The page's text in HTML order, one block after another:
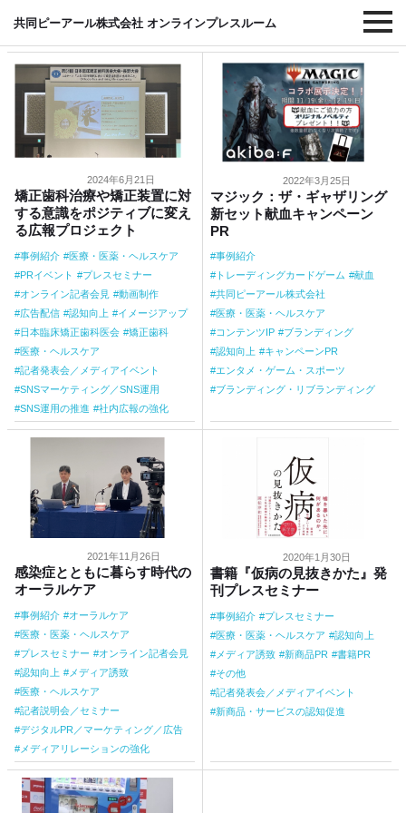
共同ピーアール株式会社 オンラインプレスルーム
#医療・医薬・ヘルスケア
2024年6月21日
矯正歯科治療や矯正装置に対
する意識をポジティブに変え
る広報プロジェクト
事例紹介
医療・医薬・ヘルスケア
PRイベント
プレスセミナー
オンライン記者会見
動画制作
広告配信
認知向上
イメージアップ
日本臨床矯正歯科医会
矯正歯科
医療・ヘルスケア
記者発表会／メディアイベント
SNSマーケティング／SNS運用
SNS運用の推進
社内広報の強化
2022年3月25日
マジック：ザ・ギャザリング
新セット献血キャンペーン
PR
事例紹介
トレーディングカードゲーム
献血
共同ピーアール株式会社
医療・医薬・ヘルスケア
コンテンツIP
ブランディング
認知向上
キャンペーンPR
エンタメ・ゲーム・スポーツ
ブランディング・リブランディング
2021年11月26日
感染症とともに暮らす時代の
オーラルケア
事例紹介
オーラルケア
医療・医薬・ヘルスケア
プレスセミナー
オンライン記者会見
認知向上
メディア誘致
医療・ヘルスケア
記者説明会／セミナー
デジタルPR／マーケティング／広告
メディアリレーションの強化
2020年1月30日
書籍『仮病の見抜きかた』発
刊プレスセミナー
事例紹介
プレスセミナー
医療・医薬・ヘルスケア
認知向上
メディア誘致
新商品PR
書籍PR
その他
記者発表会／メディアイベント
新商品・サービスの認知促進